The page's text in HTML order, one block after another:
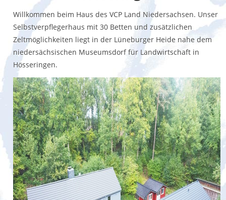
Willkommen beim Haus des VCP Land Niedersachsen. Unser
Selbstverpflegerhaus mit 30 Betten und zusätzlichen
Zeltmöglichkeiten liegt in der Lüneburger Heide nahe dem
niedersächsischen Museumsdorf für Landwirtschaft in
Hösseringen.